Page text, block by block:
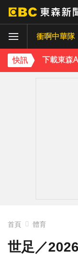
衝啊中華隊
快訊 下載東森
首頁 體育
世足／